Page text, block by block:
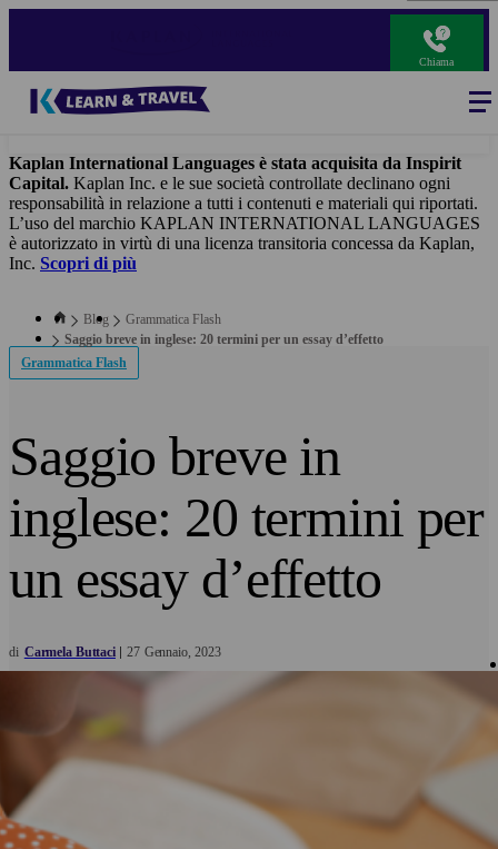
Chiama
Kaplan International Languages è stata acquisita da Inspirit
Capital. Kaplan Inc. e le sue società controllate declinano ogni
responsabilità in relazione a tutti i contenuti e materiali qui riportati.
L’uso del marchio KAPLAN INTERNATIONAL LANGUAGES
è autorizzato in virtù di una licenza transitoria concessa da Kaplan,
Inc. Scopri di più
Blog
Grammatica Flash
Saggio breve in inglese: 20 termini per un essay d’effetto
Grammatica Flash
Saggio breve in
inglese: 20 termini per
un essay d’effetto
di Carmela Buttaci 27 Gennaio 2023